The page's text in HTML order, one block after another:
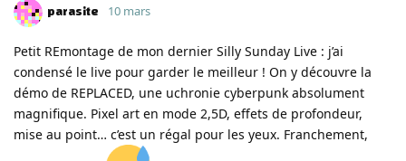
parasite 10 mars
Petit REmontage de mon dernier Silly Sunday Live : j’ai
condensé le live pour garder le meilleur ! On y découvre la
démo de REPLACED, une uchronie cyberpunk absolument
magnifique. Pixel art en mode 2,5D, effets de profondeur,
mise au point… c’est un régal pour les yeux. Franchement,